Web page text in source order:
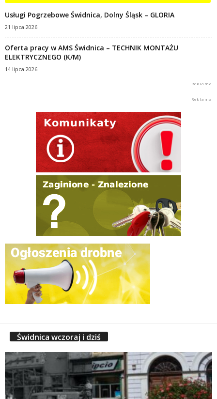
Usługi Pogrzebowe Świdnica, Dolny Śląsk – GLORIA
21 lipca 2026
Oferta pracy w AMS Świdnica – TECHNIK MONTAŻU
ELEKTRYCZNEGO (K/M)
14 lipca 2026
Świdnica wczoraj i dziś